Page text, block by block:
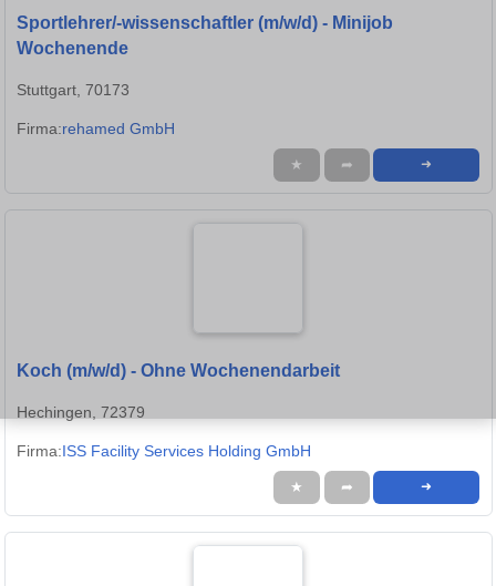
Sportlehrer/-wissenschaftler (m/w/d) - Minijob
Wochenende
Stuttgart, 70173
Firma:rehamed GmbH
★ ➦ ➜
Koch (m/w/d) - Ohne Wochenendarbeit
Hechingen, 72379
Firma:ISS Facility Services Holding GmbH
★ ➦ ➜